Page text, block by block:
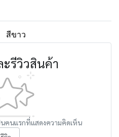
สีขาว
รีวิวสินค้า
คนแรกที่แสดงความคิดเห็น